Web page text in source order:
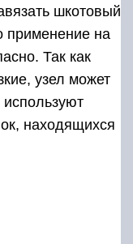
шкотовый
применение на
Так как
узел может
находящихся